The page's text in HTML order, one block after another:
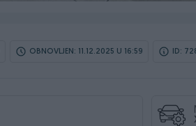
OBNOVLJEN: 11.12.2025 U 16:59 ID: